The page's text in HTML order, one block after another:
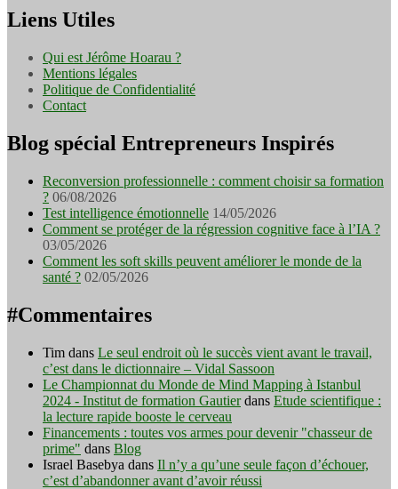
Liens Utiles
Qui est Jérôme Hoarau ?
Mentions légales
Politique de Confidentialité
Contact
Blog spécial Entrepreneurs Inspirés
Reconversion professionnelle : comment choisir sa formation
? 06/08/2026
Test intelligence émotionnelle 14/05/2026
Comment se protéger de la régression cognitive face à l’IA ?
03/05/2026
Comment les soft skills peuvent améliorer le monde de la
santé ? 02/05/2026
#Commentaires
Tim dans Le seul endroit où le succès vient avant le travail,
c’est dans le dictionnaire – Vidal Sassoon
Le Championnat du Monde de Mind Mapping à Istanbul
2024 - Institut de formation Gautierdans Etude scientifique :
la lecture rapide booste le cerveau
Financements : toutes vos armes pour devenir "chasseur de
prime" dans Blog
Israel Basebya dans Il n’y a qu’une seule façon d’échouer,
c’est d’abandonner avant d’avoir réussi